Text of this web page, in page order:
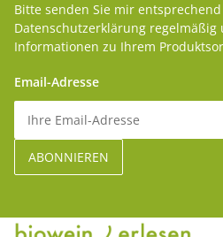
Bitte senden Sie mir
Datenschutzerklärung regelmäßig
Informationen zu Ihrem
Email-Adresse